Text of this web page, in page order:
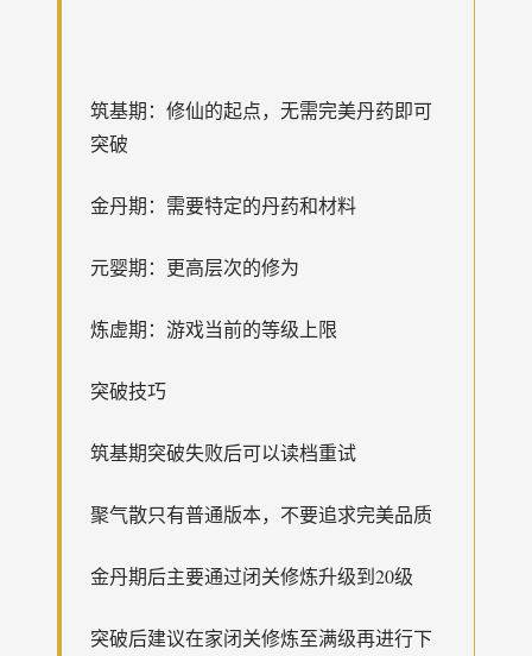
筑基期：修仙的起点，无需完美丹药即可
突破
金丹期：需要特定的丹药和材料
元婴期：更高层次的修为
炼虚期：游戏当前的等级上限
突破技巧
筑基期突破失败后可以读档重试
聚气散只有普通版本，不要追求完美品质
金丹期后主要通过闭关修炼升级到20级
突破后建议在家闭关修炼至满级再进行下